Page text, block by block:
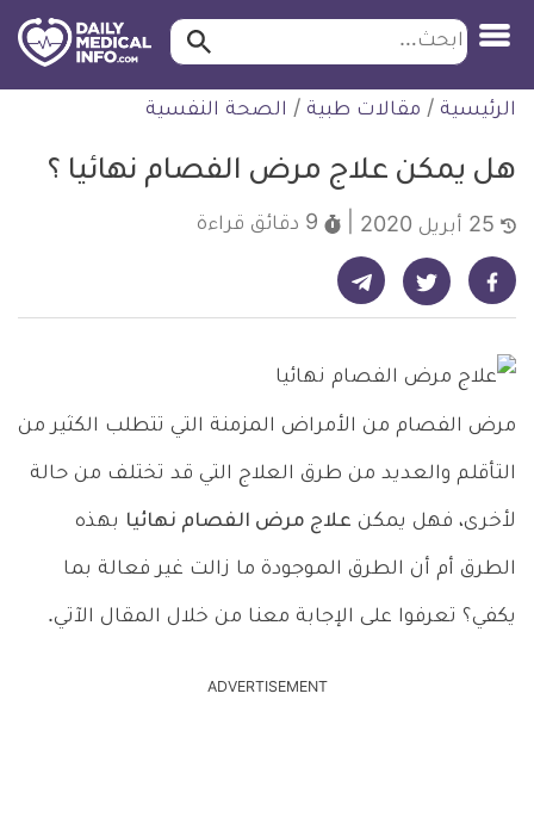
التخطي
للمحتوى
طبية
ابحث ابحث…
الرئيسية / مقالات طبية / الصحة النفسية
هل يمكن علاج مرض الفصام نهائيا ؟
9 دقائق قراءة
شارك على فيسبوك - ديلي ميديكال انفو شارك على تويتر - ديلي ميديكال انفو شارك على تيليجرام - ديلي ميديكال انفو
مرض الفصام من الأمراض المزمنة التي تتطلب الكثير من
التأقلم والعديد من طرق العلاج التي قد تختلف من حالة
لأخرى، فهل يمكن علاج مرض الفصام نهائيا بهذه
الطرق أم أن الطرق الموجودة ما زالت غير فعالة بما
يكفي؟ تعرفوا على الإجابة معنا من خلال المقال الآتي.
ADVERTISEMENT